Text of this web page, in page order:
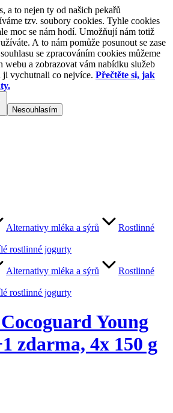
a to nejen ty od našich pekařů
tzv. soubory cookies. Tyhle cookies
moc se nám hodí. Umožňují nám totiž
A to nám pomůže posunout se zase
se zpracováním cookies můžeme
webu a zobrazovat vám nabídku služeb
ji vychutnali co nejvíce. Přečtěte si, jak
Nesouhlasím
Alternativy mléka a sýrů Rostlinné
rostlinné jogurty
Alternativy mléka a sýrů Rostlinné
rostlinné jogurty
Young
zdarma, 4x 150 g